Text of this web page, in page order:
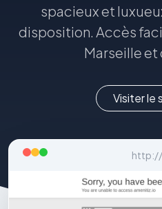
spacieux et
disposition. Accès
Marseille et
Visiter le